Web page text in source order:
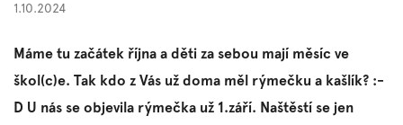
Obuv
1.10.2024
Máme tu začátek října a děti za sebou mají měsíc ve
škol(c)e. Tak kdo z Vás už doma měl rýmečku a kašlík? :-
D U nás se objevila rýmečka už 1.září. Naštěstí se jen